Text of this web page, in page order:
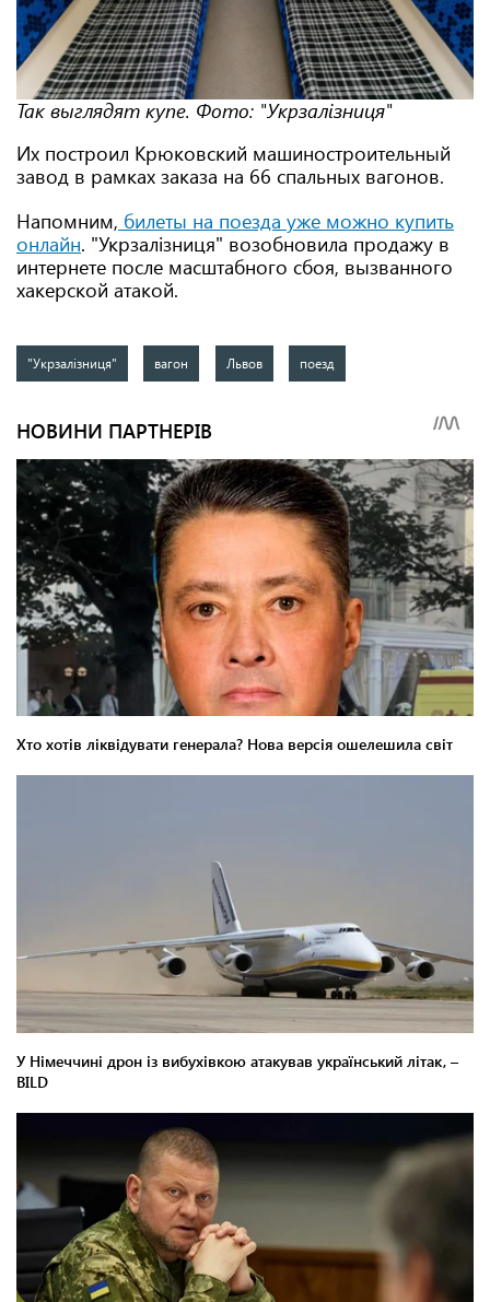
Так выглядят купе. Фото: "Укрзалізниця"
Их построил Крюковский машиностроительный
завод в рамках заказа на 66 спальных вагонов.
Напомним, билеты на поезда уже можно купить
онлайн. "Укрзалізниця" возобновила продажу в
интернете после масштабного сбоя, вызванного
хакерской атакой.
"Укрзалізниця" вагон Львов поезд